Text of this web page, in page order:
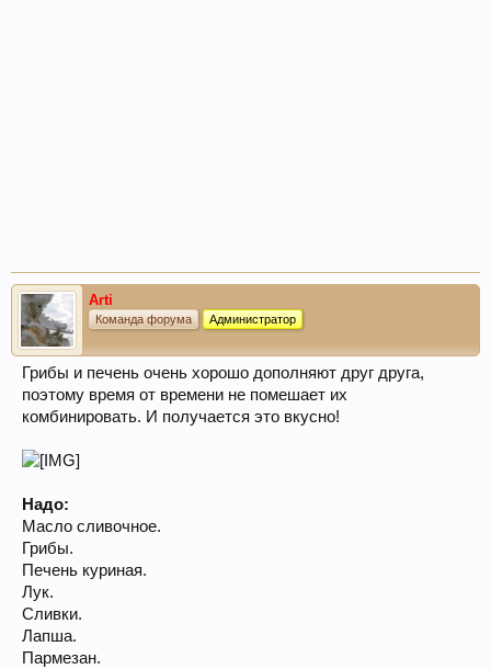
Arti
Команда форума Администратор
Грибы и печень очень хорошо дополняют друг друга,
поэтому время от времени не помешает их
комбинировать. И получается это вкусно!
Надо:
Масло сливочное.
Грибы.
Печень куриная.
Лук.
Сливки.
Лапша.
Пармезан.